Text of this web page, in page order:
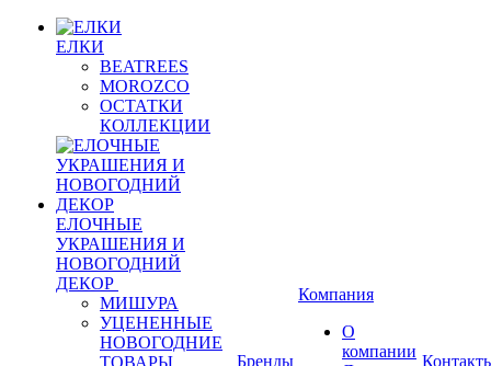
ЕЛКИ
BEATREES
MOROZCO
ОСТАТКИ
КОЛЛЕКЦИИ
ЕЛОЧНЫЕ
УКРАШЕНИЯ И
НОВОГОДНИЙ
ДЕКОР
МИШУРА
УЦЕНЕННЫЕ
НОВОГОДНИЕ
ТОВАРЫ
Бренды
Компания
О
компании